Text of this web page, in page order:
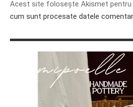
Acest site folosește Akismet pentru
cum sunt procesate datele